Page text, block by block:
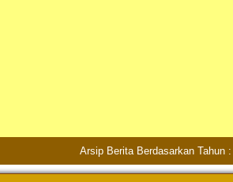
Arsip Berita Berdasarkan Tahun :